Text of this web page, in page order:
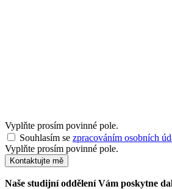
Vyplňte prosím povinné pole.
Souhlasím se zpracováním osobních
Vyplňte prosím povinné pole.
Kontaktujte mě
Naše studijní oddělení Vám poskytne